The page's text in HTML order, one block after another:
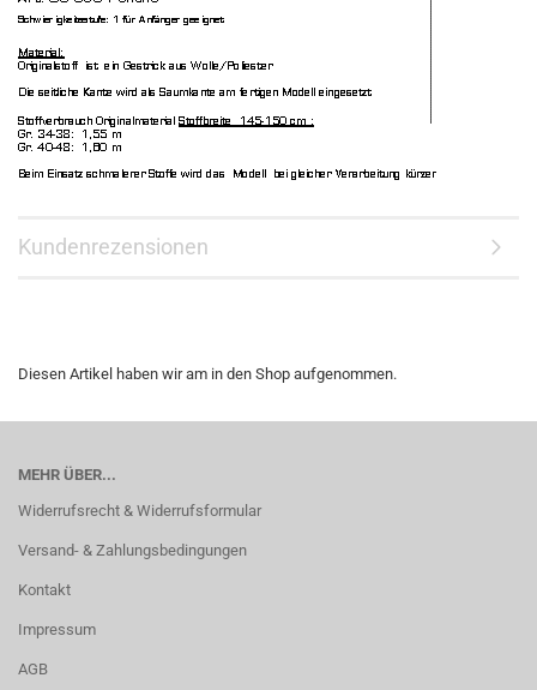
Kundenrezensionen
Diesen Artikel haben wir am in den Shop aufgenommen.
MEHR ÜBER...
Widerrufsrecht & Widerrufsformular
Versand- & Zahlungsbedingungen
Kontakt
Impressum
AGB